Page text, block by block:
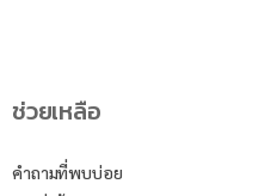
ช่วยเหลือ
คำถามที่พบบ่อย